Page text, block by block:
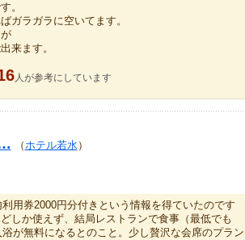
。
ガラガラに空いてます。
来ます。
人が参考にしています
（ホテル若水）
用券2000円分付きという情報を得ていたのです
しか使えず、結局レストランで食事（最低でも
が無料になるとのこと。少し贅沢な会席のプラン